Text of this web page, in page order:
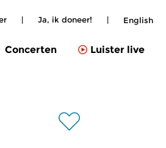
| Ja, ik doneer! | English
Concerten Luister live